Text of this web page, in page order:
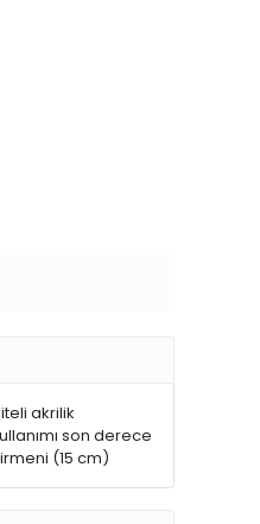
akrilik
son derece
(15 cm)